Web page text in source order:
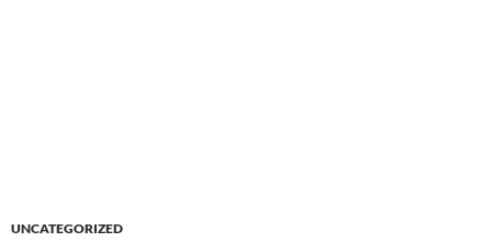
UNCATEGORIZED